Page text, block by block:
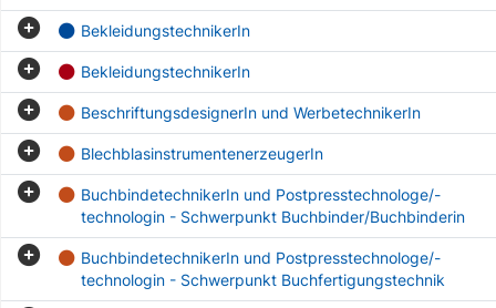
BekleidungstechnikerIn
BekleidungstechnikerIn
BeschriftungsdesignerIn und WerbetechnikerIn
BlechblasinstrumentenerzeugerIn
BuchbindetechnikerIn und Postpresstechnologe/-
technologin - Schwerpunkt Buchbinder/Buchbinderin
BuchbindetechnikerIn und Postpresstechnologe/-
technologin - Schwerpunkt Buchfertigungstechnik